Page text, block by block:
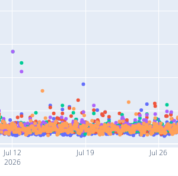
Jul 12
2026
Jul 19 Jul 26